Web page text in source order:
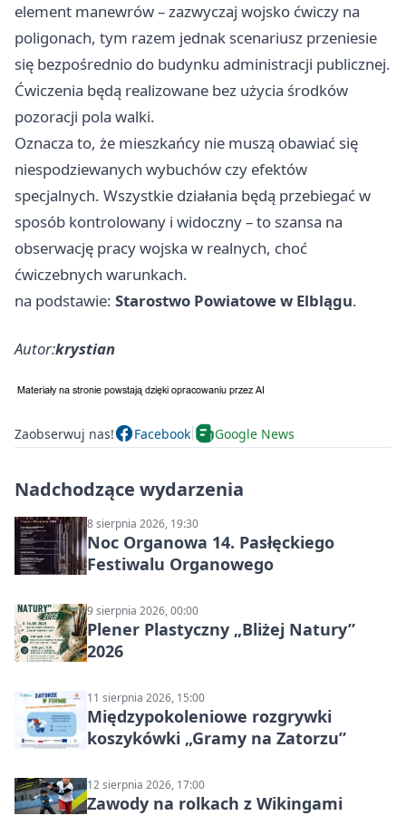
element manewrów – zazwyczaj wojsko ćwiczy na
poligonach, tym razem jednak scenariusz przeniesie
się bezpośrednio do budynku administracji publicznej.
Ćwiczenia będą realizowane bez użycia środków
pozoracji pola walki.
Oznacza to, że mieszkańcy nie muszą obawiać się
niespodziewanych wybuchów czy efektów
specjalnych. Wszystkie działania będą przebiegać w
sposób kontrolowany i widoczny – to szansa na
obserwację pracy wojska w realnych, choć
ćwiczebnych warunkach.
na podstawie: Starostwo Powiatowe w Elblągu.
Autor:krystian
Zaobserwuj nas! Facebook Google News
Nadchodzące wydarzenia
8 sierpnia 2026, 19:30
Noc Organowa 14. Pasłęckiego
Festiwalu Organowego
9 sierpnia 2026, 00:00
Plener Plastyczny „Bliżej Natury”
2026
11 sierpnia 2026, 15:00
Międzypokoleniowe rozgrywki
koszykówki „Gramy na Zatorzu”
12 sierpnia 2026, 17:00
Zawody na rolkach z Wikingami